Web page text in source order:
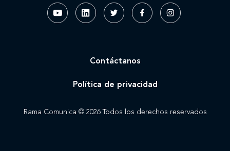
Rama Comunica © 2026 Todos los derechos reservados
Contáctanos
Política de privacidad